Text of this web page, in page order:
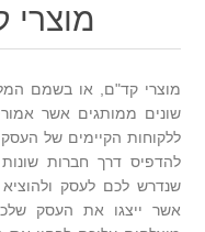
מוצרי קד"ם, או בשמם
שונים ממותגים אשר
ללקוחות הקיימים של
להדפיס דרך חברות
שנדרש לכם לעסק ולהוציא
אשר ייצגו את העסק